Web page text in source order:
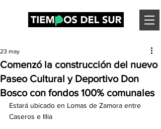
Comenzó la construcción del nuevo
Paseo Cultural y Deportivo Don
Bosco con fondos 100% comunales
23 may
Estará ubicado en Lomas de Zamora entre
Caseros e Illia